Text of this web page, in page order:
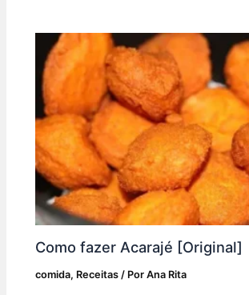
Como fazer Acarajé [Original]
comida, Receitas / PorAna Rita